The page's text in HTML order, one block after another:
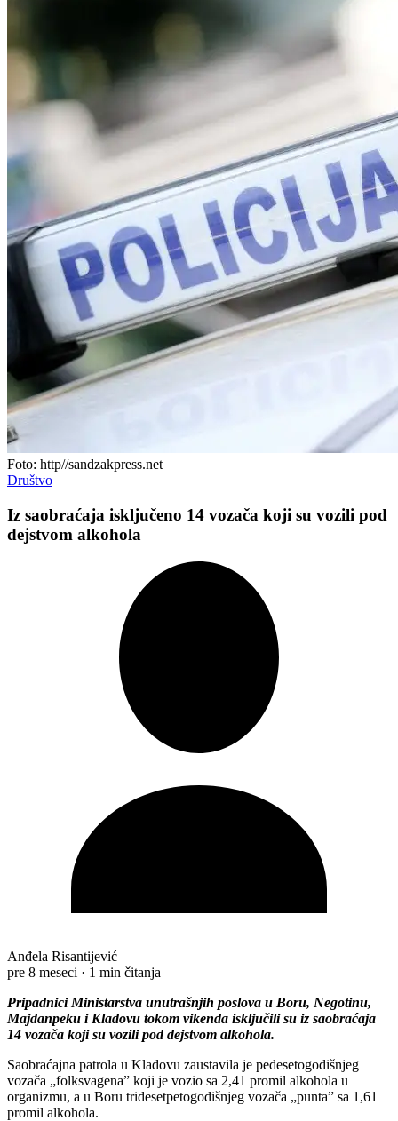
Foto: http//sandzakpress.net
Društvo
Iz saobraćaja isklјučeno 14 vozača koji su vozili pod
dejstvom alkohola
Anđela Risantijević
pre 8 meseci · 1 min čitanja
Pripadnici Ministarstva unutrašnjih poslova u Boru, Negotinu,
Majdanpeku i Kladovu tokom vikenda isklјučili su iz saobraćaja
14 vozača koji su vozili pod dejstvom alkohola.
Saobraćajna patrola u Kladovu zaustavila je pedesetogodišnjeg
vozača „folksvagena” koji je vozio sa 2,41 promil alkohola u
organizmu, a u Boru tridesetpetogodišnjeg vozača „punta” sa 1,61
promil alkohola.